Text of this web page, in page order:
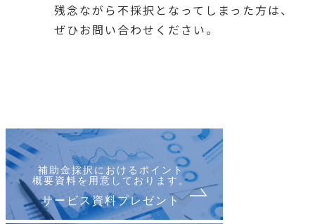
残念ながら不採択となってしまった方は、
ぜひお問い合わせください。
補助金採択におけるポイント
概要資料を用意しております。
サービス資料プレゼント